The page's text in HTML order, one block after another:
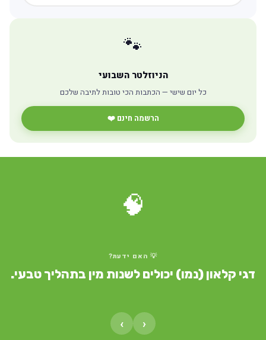
🐾
הניוזלטר השבועי
כל יום שישי — הכתבות הכי טובות לתיבה שלכם
הרשמה חינם ❤️
🧠
💡 האם ידעת?
דגי קלאון (נמו) יכולים לשנות מין בתהליך טבעי.
‹
›